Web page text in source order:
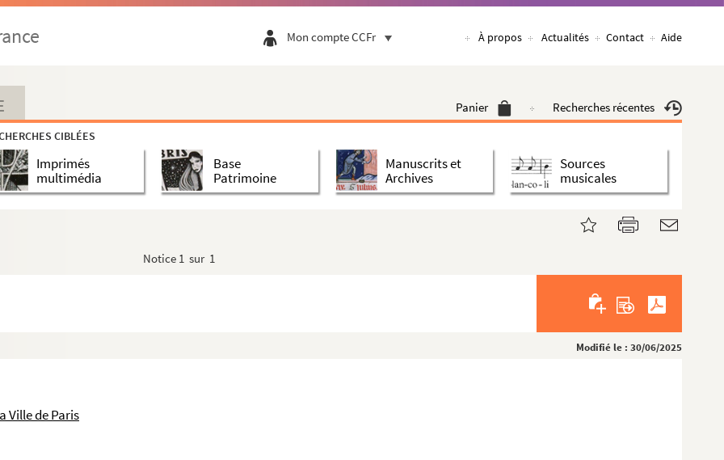
Mon compte CCFr À propos Actualités Contact Aide
Panier Recherches récentes
CIBLÉES
Imprimés
multimédia
Base
Patrimoine
Manuscrits et
Archives
Sources
musicales
Notice 1 sur 1
Modifié le : 30/06/2025
Ville de Paris